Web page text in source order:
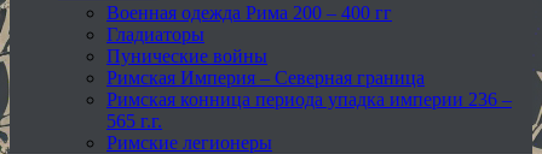
Военная одежда Рима 200 – 400 гг
Гладиаторы
Пунические войны
Римская Империя – Северная граница
Римская конница периода упадка империи 236 –
565 г.г.
Римские легионеры